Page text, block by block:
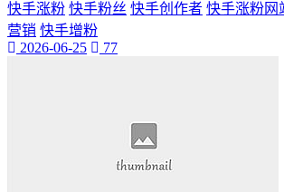
快手涨粉 快手粉丝 快手创作者 快手涨粉网
营销 快手增粉
2026-06-25
77